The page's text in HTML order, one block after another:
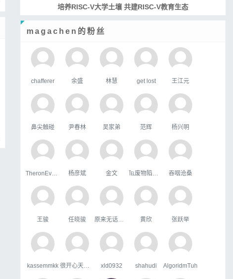
培养RISC-V大学土壤 共建RISC-V教育生态
magachen的粉丝
chafferer 余盛 林慧 get lost 王江元
鼻尖触碰 尹春林 吴家弟 范辉 杨兴明
杨彦斌 金文 吞咽沧桑
王骏 任晓骏 黄欣 张跃举
kassemmkk xld0932 shahudi AlgoridmTuh